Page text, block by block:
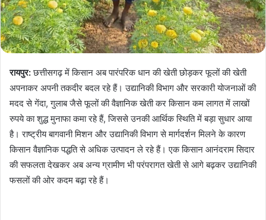
रायपुर:छत्तीसगढ़ में किसान अब पारंपरिक धान की खेती छोड़कर फूलों की खेती
अपनाकर अपनी तकदीर बदल रहे हैं। उद्यानिकी विभाग और सरकारी योजनाओं की
मदद से गेंदा, गुलाब जैसे फूलों की वैज्ञानिक खेती कर किसान कम लागत में लाखों
रुपये का शुद्ध मुनाफा कमा रहे हैं, जिससे उनकी आर्थिक स्थिति में बड़ा सुधार आया
है। राष्ट्रीय बागवानी मिशन और उद्यानिकी विभाग से मार्गदर्शन मिलने के कारण
किसान वैज्ञानिक पद्धति से अधिक उत्पादन ले रहे हैं। एक किसान आनंदराम सिदार
की सफलता देखकर अब अन्य ग्रामीण भी परंपरागत खेती से आगे बढ़कर उद्यानिकी
फसलों की ओर कदम बढ़ा रहे हैं।